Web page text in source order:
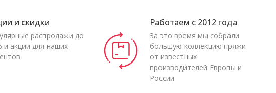
и скидки
распродажи до
и акции для наших
Работаем с 2012 года
За это время мы собрали
большую коллекцию пряжи
от известных
производителей Европы и
России